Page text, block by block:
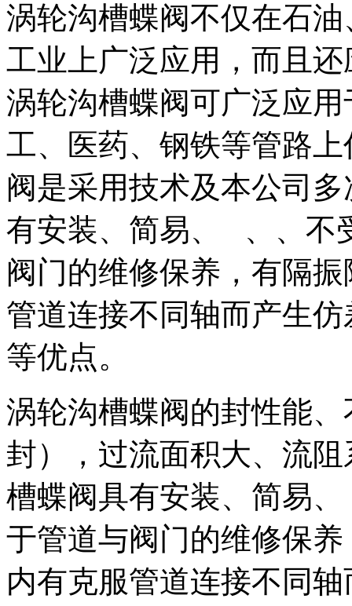
涡轮沟槽蝶阀不仅在石
工业上广泛应用，而且
涡轮沟槽蝶阀可广泛应
工、医药、钢铁等管路
阀是采用技术及本公司
有安装、简易、 、、不
阀门的维修保养，有隔
管道连接不同轴而产生
等优点。
涡轮沟槽蝶阀的封性能
封），过流面积大、流
槽蝶阀具有安装、简易
于管道与阀门的维修保
内有克服管道连接不同